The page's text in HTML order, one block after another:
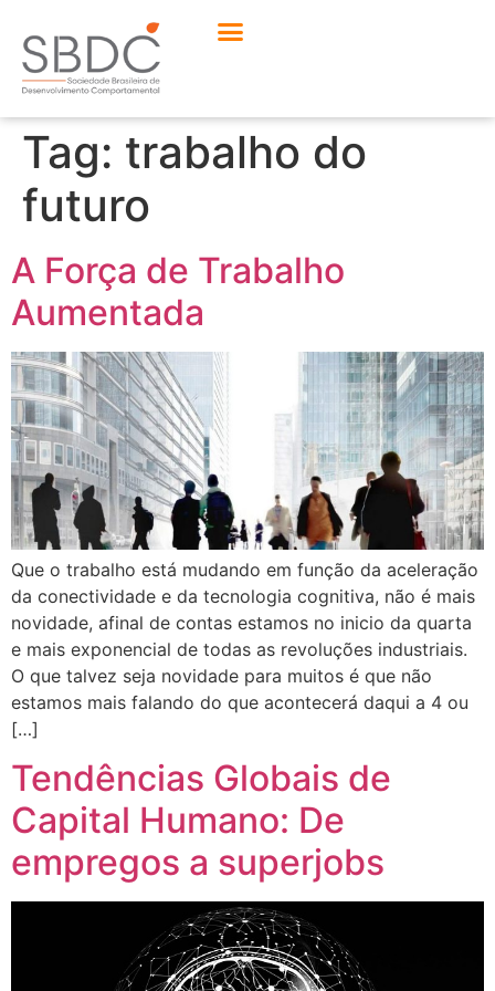
Tag: trabalho do
futuro
A Força de Trabalho
Aumentada
Que o trabalho está mudando em função da aceleração
da conectividade e da tecnologia cognitiva, não é mais
novidade, afinal de contas estamos no inicio da quarta
e mais exponencial de todas as revoluções industriais.
O que talvez seja novidade para muitos é que não
estamos mais falando do que acontecerá daqui a 4 ou
[…]
Tendências Globais de
Capital Humano: De
empregos a superjobs